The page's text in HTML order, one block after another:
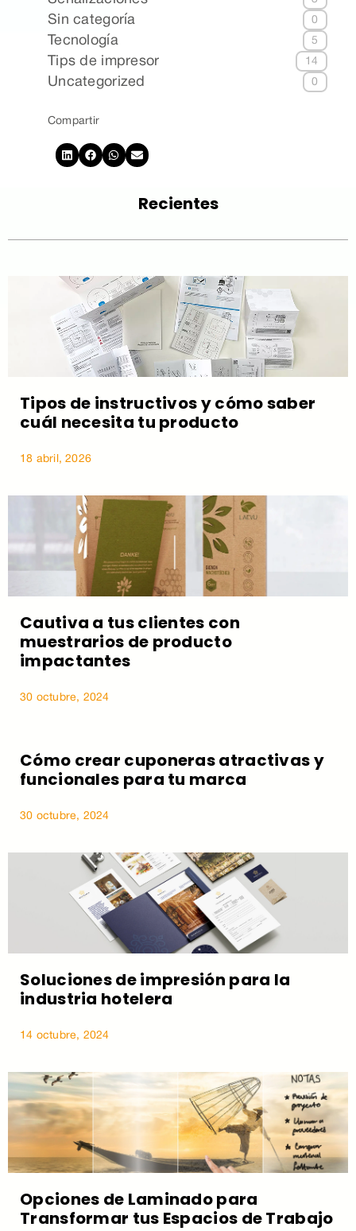
Sin categoría 0
Tecnología 5
Tips de impresor 14
Uncategorized 0
Compartir
Recientes
Tipos de instructivos y cómo saber
cuál necesita tu producto
18 abril, 2026
Cautiva a tus clientes con
muestrarios de producto
impactantes
30 octubre, 2024
Cómo crear cuponeras atractivas y
funcionales para tu marca
30 octubre, 2024
Soluciones de impresión para la
industria hotelera
14 octubre, 2024
Opciones de Laminado para
Transformar tus Espacios de Trabajo